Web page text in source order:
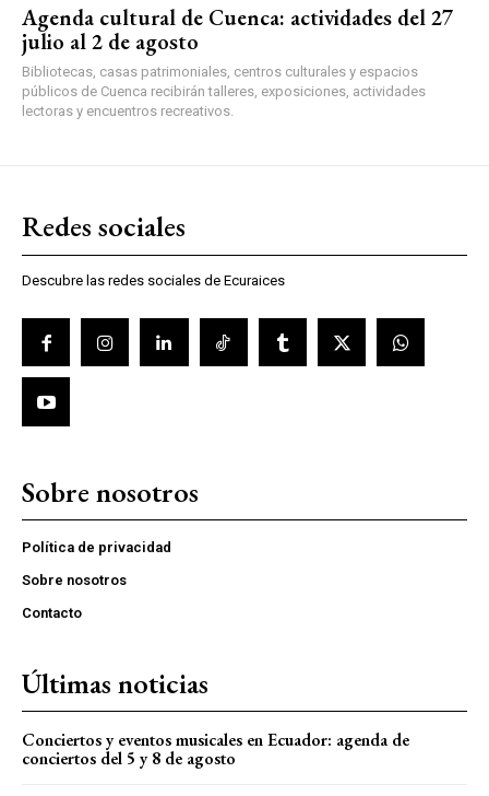
Agenda cultural de Cuenca: actividades del 27
julio al 2 de agosto
Bibliotecas, casas patrimoniales, centros culturales y espacios
públicos de Cuenca recibirán talleres, exposiciones, actividades
lectoras y encuentros recreativos.
Redes sociales
Descubre las redes sociales de Ecuraices
Sobre nosotros
Política de privacidad
Sobre nosotros
Contacto
Últimas noticias
Conciertos y eventos musicales en Ecuador: agenda de
conciertos del 5 y 8 de agosto